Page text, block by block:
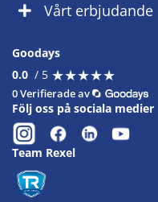
Vårt erbjudande
Goodays
0.0 / 5 ★★★★★
★★★★★
0 Verifierade av
Följ oss på sociala medier
Team Rexel